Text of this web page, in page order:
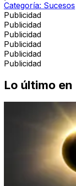
Categoría: Sucesos
Publicidad
Publicidad
Publicidad
Publicidad
Publicidad
Publicidad
Lo último en